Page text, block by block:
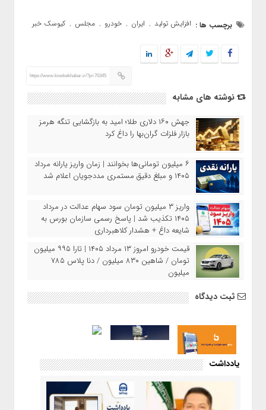
برچسب ها : افزایش تولید , ایران , خودرو , مجلس , کیوسک خبر
https://www.kioskekhabar.ir/?p=70345
نوشته های مشابه
جهش ۱۶۰ دلاری طلا؛ امید به بازگشایی تنگه هرمز
بازار فلزات گران‌بها را داغ کرد
۶ میلیون تومانی‌ها بخوانند | زمان واریز یارانه مرداد
۱۴۰۵ و مبلغ دقیق مستمری مددجویان اعلام شد
واریز ۳ میلیون تومان سود سهام عدالت در مرداد
۱۴۰۵ تکذیب شد | پاسخ رسمی سازمان بورس به
شایعه داغ + هشدار کلاهبرداری
قیمت خودرو امروز ۱۳ مرداد ۱۴۰۵ | تارا ۹۹۵ میلیون
تومان / شاهین ۸۳۰ میلیون / دنا پلاس ۷۸۵
میلیون
ثبت دیدگاه
یادداشت